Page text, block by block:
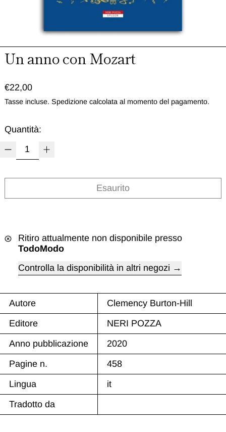
Un anno con Mozart
Prezzo normale
€22,00
Tasse incluse. Spedizione calcolata al momento del pagamento.
Quantità:
Esaurito
Ritiro attualmente non disponibile presso
TodoModo
Controlla la disponibilità in altri negozi
Autore
Clemency Burton-Hill
Editore
NERI POZZA
Anno pubblicazione
2020
Pagine n.
458
Lingua
it
Tradotto da